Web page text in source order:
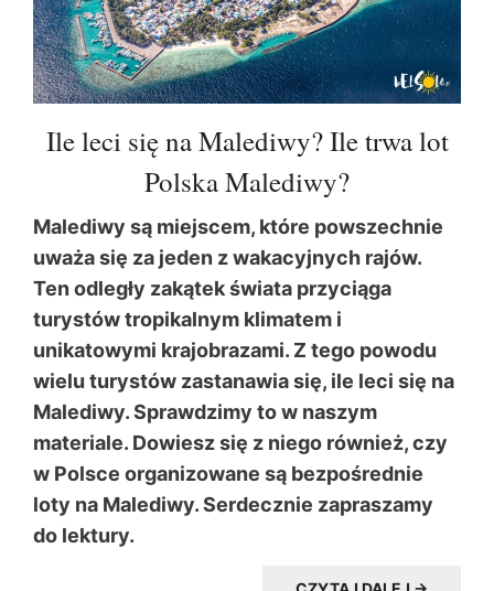
Ile leci się na Malediwy? Ile trwa lot
Polska Malediwy?
Malediwy są miejscem, które powszechnie
uważa się za jeden z wakacyjnych rajów.
Ten odległy zakątek świata przyciąga
turystów tropikalnym klimatem i
unikatowymi krajobrazami. Z tego powodu
wielu turystów zastanawia się, ile leci się na
Malediwy. Sprawdzimy to w naszym
materiale. Dowiesz się z niego również, czy
w Polsce organizowane są bezpośrednie
loty na Malediwy. Serdecznie zapraszamy
do lektury.